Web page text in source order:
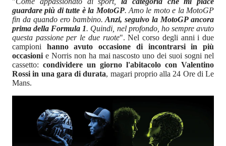
guardare più di tutte è la MotoGP. Amo le moto e la MotoGP
fin da quando ero bambino.Anzi, seguivo la MotoGP ancora
prima della Formula 1. Quindi, nel profondo, ho sempre avuto
questa passione per le due ruote". Nel corso degli anni i due
campioni hanno avuto occasione di incontrarsi in più
occasioni e Norris non ha mai nascosto uno dei suoi sogni nel
cassetto: condividere un giorno l'abitacolo con Valentino
Rossi in una gara di durata, magari proprio alla 24 Ore di Le
Mans.